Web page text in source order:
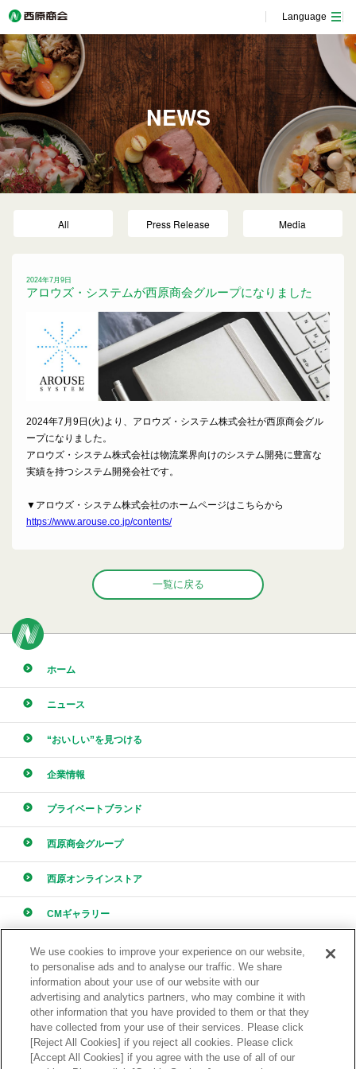
Language
NEWS
All Press Release Media
2024年7月9日
アロウズ・システムが西原商会グループになりました
2024年7月9日(火)より、アロウズ・システム株式会社が西原商会グル
ープになりました。
アロウズ・システム株式会社は物流業界向けのシステム開発に豊富な
実績を持つシステム開発会社です。
▼アロウズ・システム株式会社のホームページはこちらから
https://www.arouse.co.jp/contents/
一覧に戻る
ホーム
ニュース
“おいしい”を見つける
企業情報
プライベートブランド
西原商会グループ
西原オンラインストア
CMギャラリー
採用情報
ONLINE STORE
西原オンラインストア
We use cookies to improve your experience on our website,
to personalise ads and to analyse our traffic. We share
information about your use of our website with our
advertising and analytics partners, who may combine it with
other information that you have provided to them or that they
have collected from your use of their services. Please click
[Reject All Cookies] if you reject all cookies. Please click
[Accept All Cookies] if you agree with the use of all of our